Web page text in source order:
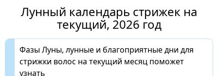
Лунный календарь стрижек на
текущий, 2026 год
Фазы Луны, лунные и благоприятные дни для
стрижки волос на текущий месяц поможет
узнать